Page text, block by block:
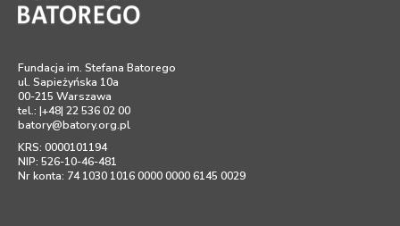
Fundacja im. Stefana Batorego
ul. Sapieżyńska 10a
00-215 Warszawa
tel.: |+48| 22 536 02 00
batory@batory.org.pl
KRS: 0000101194
NIP: 526-10-46-481
Nr konta: 74 1030 1016 0000 0000 6145 0029